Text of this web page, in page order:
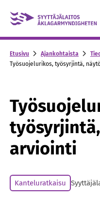
Skip to content -
Etusivu Ajankohtaista
Työsuojelurikos, työsyrjintä,
arviointi
Kanteluratkaisu